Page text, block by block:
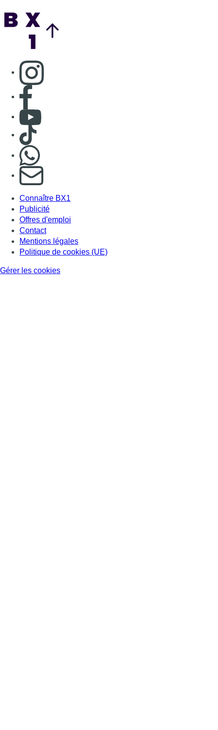
Consulter page Instagram
Consulter page Facebook
Consulter Youtube
Consulter TikTok
S'abonner à notre newsletter
Connaître BX1
Publicité
Offres d'emploi
Contact
Mentions légales
Politique de cookies (UE)
Gérer les cookies